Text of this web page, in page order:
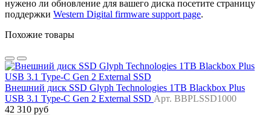
нужено ли обновление для вашего диска посетите страницу
поддержки Western Digital firmware support page.
Похожие товары
Внешний диск SSD Glyph Technologies 1TB Blackbox Plus
USB 3.1 Type-C Gen 2 External SSD Арт. BBPLSSD1000
42 310 руб